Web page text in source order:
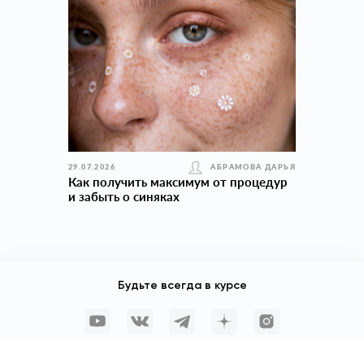
29.07.2026 АБРАМОВА ДАРЬЯ
Как получить максимум от процедур
и забыть о синяках
Будьте всегда в курсе